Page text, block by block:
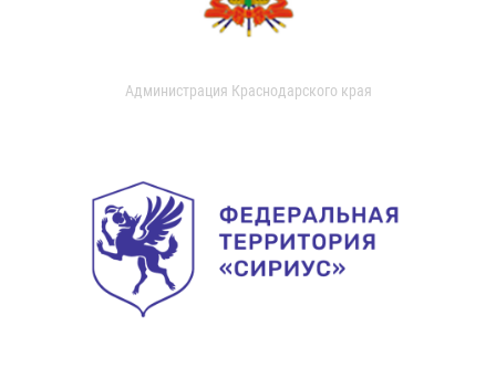
Администрация Краснодарского края